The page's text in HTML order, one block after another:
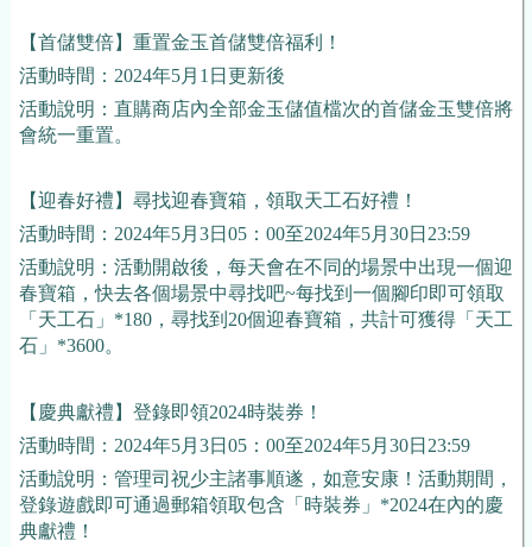
【首儲雙倍】重置金玉首儲雙倍福利！
活動時間：2024年5月1日更新後
活動說明：直購商店內全部金玉儲值檔次的首儲金玉雙倍將
會統一重置。
【迎春好禮】尋找迎春寶箱，領取天工石好禮！
活動時間：2024年5月3日05：00至2024年5月30日23:59
活動說明：活動開啟後，每天會在不同的場景中出現一個迎
春寶箱，快去各個場景中尋找吧~每找到一個腳印即可領取
「天工石」*180，尋找到20個迎春寶箱，共計可獲得「天工
石」*3600。
【慶典獻禮】登錄即領2024時裝券！
活動時間：2024年5月3日05：00至2024年5月30日23:59
活動說明：管理司祝少主諸事順遂，如意安康！活動期間，
登錄遊戲即可通過郵箱領取包含「時裝券」*2024在內的慶
典獻禮！